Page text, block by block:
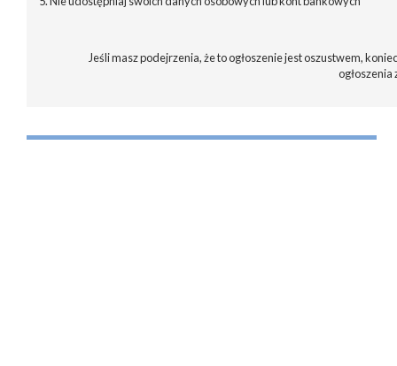
Jeśli masz podejrzenia, że to ogłoszenie jest oszustwem,